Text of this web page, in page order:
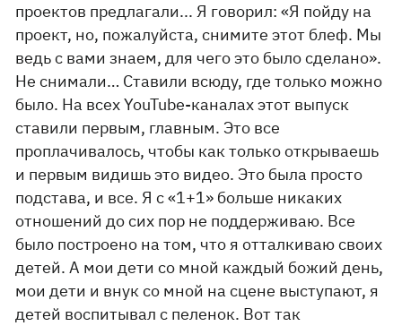
проектов предлагали... Я говорил: «Я пойду на
проект, но, пожалуйста, снимите этот блеф. Мы
ведь с вами знаем, для чего это было сделано».
Не снимали… Ставили всюду, где только можно
было. На всех YouTube-каналах этот выпуск
ставили первым, главным. Это все
проплачивалось, чтобы как только открываешь
и первым видишь это видео. Это была просто
подстава, и все. Я с «1+1» больше никаких
отношений до сих пор не поддерживаю. Все
было построено на том, что я отталкиваю своих
детей. А мои дети со мной каждый божий день,
мои дети и внук со мной на сцене выступают, я
детей воспитывал с пеленок. Вот так